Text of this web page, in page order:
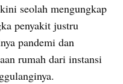
seolah mengungkap
penyakit justru
pandemi dan
rumah dari instansi